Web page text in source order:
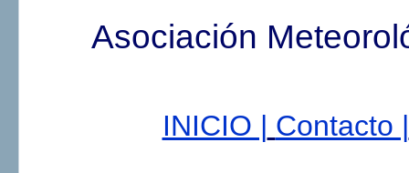
Asociación
INICIO | Contacto |